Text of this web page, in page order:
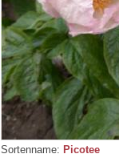
Sortenname: Picotee